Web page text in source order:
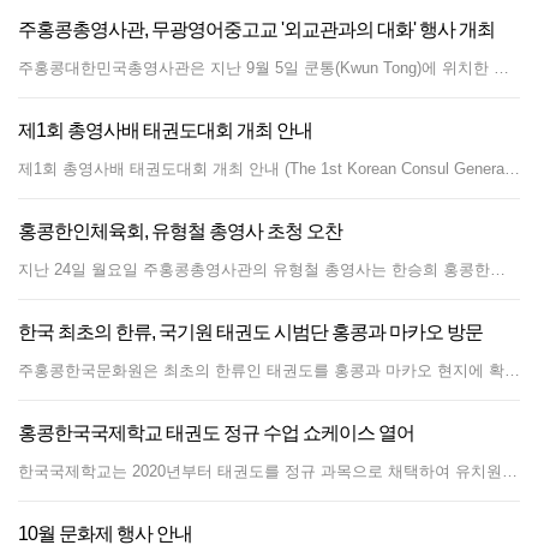
주홍콩총영사관, 무광영어중고교 '외교관과의 대화' 행사 개최
주홍콩대한민국총영사관은 지난 9월 5일 쿤통(Kwun Tong)에 위치한 무광영어중고등학교(募光英文書院 Mu Kuang English School)를 방문하여 '외교관과의 대화' 행사를 개최했다. 총영사관에서는 천성환 총영사대리와 태재석 공공외교영사가 행사에 참석하여 120여명의 중고등학생과 교직원을 대상으로 외교, 외교관 및 국제기구에 대한 설명과 함께 재외공관의 주요 역할을 소개했다. 학생들은 강연에 앞서 선보인 홍콩한인태권도협회 태권도 시범단의 멋진 발차기 기술과 격파 시범, 그리고 애니메이션 K팝 데몬헌터스의 인기곡 '소다팝(Soda Pop)'에 맞춘 태권도 댄스에 환호했다. 또한, 올해 여름방학 기간 중 한국에 수학여행을 다녀 온 학생들의 수학여행 후기를 발표하는 시간도 가졌으며, 한국 수학여행을 통해 한국의 다양한 문화와 음식을 체험하고 한국어를 학습했다면서 향후 한국에서 유학을 하고 싶다고 하는 포부도 전했다. 점심 시간에는 외교관의 대화 행사에 참석한 학생과 교직원 전원이 한아름 한국식당이 준비한 김밥, 잡채, 불고기, 닭강정, 제육볶음 등 다양한 한국 요리와 우리 전통 음료인 수정과를 즐겼으며, 후식으로 준비된 ‘요아정’ 요거트 아이스크림을 맛 보기 위해 긴 줄을 서기도 하였다. 천성환 총영사대리는 강연에서 올해 한국과 홍콩 간 가장 중요한 외교 업무로서, 10월 31일부터 11월 1일까지 대한민국 경주시에서 개최되는 APEC 정상회의에 존 리 홍콩 행정장관의 참석 관련 업무를 소개했다. 또한 존 리 행정장관의 성공적인 방한이 이루어지도록 총영사관 차원에서 적극적인 지원과 협조를 제공할 예정이라고 전했다. 아울러, 총영사관 산하 한국문화원 주관으로 올해 10~11월 홍콩 현지에서 개최되는 “Festive Korea(한국 10월 문화제)” 행사를 소개하고, 무광영어중고등학교 학생들과 교직원들을 초청했다. 금년 한국 10월 문화제 행사에서는 제1회 총영사배 태권도대회, 한국 국기원 태권도 시범단 공연, 세계적인 소프라노 조수미 성악가 공연, 국립국악원의 종묘제례악 공연 및 한국 뮤지컬 ‘Let me fly’ 등이 개최되어 선보일 예정이다. 무광영어중고등학교의 청윙펑(張永豊) 교장은 총영사관 측에 심심한 사의를 표하는 한편, 이날 행사를 통해 학생들이 외교관이 하는 일과 한국과 홍콩 간에 진행되고 있는 주요 외교 행사 등에 대한 이해를 제고할 수 있었다고 하면서, 강연뿐만 아니라 태권도와 한식 등 한국 문화를 몸소 체험할 수 있어 학생들에게 더없이 소중한 시간이 되었다고 높이 평가했다. 또한, 청 교장은 무광영어중고등학교는 제2외국어로 한국어와 일본어를 가르치고 있으며, 현재 100여명의 학생들이 한국어를 배우고 있다고 소개했다.
제1회 총영사배 태권도대회 개최 안내
제1회 총영사배 태권도대회 개최 안내 (The 1st Korean Consul General Cup Taekwondo Championship) 주홍콩대한민국총영사관이 주최하고 홍콩한인체육회가 주관하는 『제1회 총영사배 태권도대회』가 10월 7일 완차이(Wanchai) 소재 사우손 스타디움(Southorrn Stadium)에서 개최됩니다. 이번 대회에는 세계 최고 수준을 자랑하는 국기원 태권도시범단이 홍콩을 방문, 태권도의 진수를 선보일 예정입니다. 한국10월문화제(Festive Korea) 15주년 개막행사로 진행되는 이번 태권도대회에 많은 분들의 관심과 성원을 바랍니다. 대회 개요 ㅇ 일시: 2025년 10월 7일(화) 오전 11시 ~ 오후 5시 ㅇ 장소: 홍콩 완차이 사우손 스타디움 (Southorn Stadium, Wan Chai) ㅇ 주최: 주홍콩대한민국총영사관 (Consulate General of the Republic of Korea in Hong Kong) ㅇ 주관: 홍콩한인체육회 (Korean Sports Association in Hong Kong) ㅇ 후원: 국기원 (Kukkiwon, World Taekwondo Headquarters), 홍콩태권도협회 (Hong Kong, China Taekwondo Association) 대회 참가 신청 ㅇ 참가 자격: - 홍콩 거주 한인 및 현지 태권도 수련생 - 개인 및 단체전 참여 가능 (연령별, 급수별 부문 운영 예정) ㅇ 대회 종목 - ① 품새 : 6세 이상 - ② 스피드킥 : 3세 이상 ㅇ 주요 프로그램: - 개회식 - 태권도 시범 공연(국기원 태권도시범단) - 품새 &amp; 스피드킥 경기(초급자부터 고급자까지 다양한 부문 운영) - 시상식 및 폐회식 ㅇ 참가 신청 및 문의 : - 접수 기간: 2025년 7월 25일(금) 23:59 까지 - 대회 신청은 각 태권도장에서 단체별로 접수 - 구체적인 접수방식 및 모집요강은 ktahk21@gmail.com로 문의
홍콩한인체육회, 유형철 총영사 초청 오찬
지난 24일 월요일 주홍콩총영사관의 유형철 총영사는 한승희 홍콩한인체육회장과 신임 임원단들을 만나 홍콩 한인들의 체육활동 현황을 자세히 듣고, 체육을 통해 홍콩 한인들이 건강하고 즐거운 생활을 할 수 있도록 힘써 달라고 전했다. 유형철 총영사는 테니스와 골프 등에 관심이 많지만 시간내기가 쉽지 않아 자주 못하고 있지만, 해외생활을 잘하기 위해서는 틈틈히 생활체육을 통해 건강한 생활이 꼭 필요하다고 강조했다. 한승희 체육회장은 매년 전국체전에 홍콩 한인들이 적극 참여하고 있으며 총영사관의 직간접적인 후원과 지원에 감사드린다고 전했다. 총영사관 측은 올해 10월 한국문화제에 국기원 소속 시범단을 초청할 계획이며 태권도 관련 행사를 위해 홍콩한인체육회와 함께 협력하는 방안을 찾아나가길 원한다고 전했다. 한편, 체육회는 오는 5월 가정의 달에 온 가족이 참여할 수 있는 팔굽혀펴기 대회 개최 가능성에 대해 논의했다. 교민들의 건강을 위해 체력장 또는 체육대회 형식으로 개최하는 방향으로 의견을 모았다. 체육회는 가을에는 여러 행사가 많이 몰려 있는 만큼 여름 방학이 시작하기 전에 많은 한인들이 참여할 수 있는 방법을 모색하기로 했다.
한국 최초의 한류, 국기원 태권도 시범단 홍콩과 마카오 방문
주홍콩한국문화원은 최초의 한류인 태권도를 홍콩과 마카오 현지에 확산하고 한국문화를 공유하기 위해, Festive Korea 2023 개막공연의 일환으로 국기원 태권도 시범단(20명, 단장 임미화)을 홍콩으로 초청하였다. 국기원 시범단은 2019년 방문 이후 4년 만에 홍콩을 다시 찾았으며, 9월 12일 마카오 타워와 13일 홍콩이공대에서 현지 태권도 협회, 태권도 수련생 그리고 일반인들을 대상으로 화려한 한국 태권도의 참모습을 보여주었다. 태권도 시범에는 ▲홍콩 스포츠 연맹 및 올림픽 위원회 회장, ▲홍콩 체육과 문화 업무를 총괄하는 책임자, ▲마카오 태권도 협회와 홍콩 태권도 협회 관계자, ▲그리고 태권도 마스터인 이동섭 9단(마카오)과 우종필 9단(홍콩)이 현지 태권도 사범들과 참석하여, 국기원 태권도 시범단의 홍콩 방문을 환영하고 국기원 공연을 지원하였다. 유형철 총영사는 환영사를 통해 2019년 홍콩 방문 이후, 4년 만에 다시 홍콩을 찾은 국기원 시범단을 환영한다며, 이를 계기로 홍콩과 마카오 현지 많은 분들이 태권도에 더욱 관심을 갖고, 현지 태권도의 저변이 확대되며, 한국과 홍콩 간의 체육인들 간의 교류가 활성화되기를 희망한다고 밝혔다. 아울러, 제13회 Festive Korea 기간 동안 한국드라마 OST 오케스트라, 뮤지컬, 영화, 전시, 한식 등 총 40여개의 다채로운 프로그램을 준비하고 있다며, 많은 관심과 참여를 부탁하였다. 국기원 명예단증을 받은 LCSD 책임자는 축사를 통해 "한국 10월 문화제"는 홍콩과 한국 간 문화 교류의 플랫폼으로, 매년 다양한 한국 문화활동 체험 기회를 제공해 준다고 전하고, 국기원은 세계 태권도의 본산이고 태권도의 진흥과 대중화를 위해 노력해 온 곳으로, 오늘 국기원 공연을 통해 한국 태권도를 감상할 수 있는 기회가 되기를 바란다고 밝혔다. 국기원은 홍콩과 마카오 현지에서 태권도 발전을 위해 노력한 분들에게 국기원 명예단증, 표창장 그리고 감사장을 전달하였다. 홍콩 행사에서는 ▲President of Sports Federation &amp; Olympic Committee of Hong Kong(Timothy Fok) ▲Director of Leisure &amp; Cultural Services Department(Vincent Liu Ming Kwong)에게 국기원 명예단증 7단과 6단이 각각 수여되었으며, 마카오 행사에서는 마카오 태권도 협회 임원들에게 ▲감사장(Leong Chong Leng, Ng Man Kei), ▲표창장(Chin Hou Cheng, NG LAP Meng)이 각각 수여되었다. 국기원 이사인 임미화 단장은 "코로나19 이후 홍콩과 마카오의 첫 문화행사로 국기원태권도시범단이 포문을 열게된 것에 기쁘게 생각하며 홍콩과 마카오의 뜨거운 태권도 열기가 태권도 정신인 '평화'의 메시지로 전달될 수 있길 바란다"고 밝혔다. 공연이 끝나고 국기원 시범단은 공연에 참석하여 준 태권도 수련생들과 기념사진을 촬영하였으며, 학생들은 기념사진 촬영 후 국기원이 시범에 사용하고 남은 송판 잔해를 기념으로 가져가기도 하였다. 관람객들은 국기원 시범단이 선보이는 탁월한 기술, 선수들의 놀라운 유연성과 탄력성에 박수를 보내고, 시범단의 품새에서 태권도의 깊은 정신과 철학을 느낄 수 있었다고 소감을 전했다. 또 다른 관람객은 국기원 태권도 시범공연을 처음으로 보았다며, 태권도를 사랑하는 홍콩인으로서 홍콩을 방문하여 준 국기원에 감사한다고 전했다. 문화원은 홍콩과 마카오 현지에서 국기원 행사가 잘 마무리 될 수 있도록 협조하여 준 홍콩과 마카오 현지 태권도 관계자 분들께 진심으로 감사하고, 대한민국의 국기 태권도가 더욱 발전할 수 있도록 현지 태권도협회, 한인 사범들과 지속 협력할 계획이며, 향후 광저우, 심천, 주하이 등에서도 국기원 시범과 태권도 대회가 개최될 수 있도록 노력하겠다고 밝혔다.
홍콩한국국제학교 태권도 정규 수업 쇼케이스 열어
한국국제학교는 2020년부터 태권도를 정규 과목으로 채택하여 유치원부터 9학년까지 주1회 태권도 수업을 실시하고 있다. 태권도 정규 수업을 시작한 지 4년 차를 맞이하며, 한국국제학교 태권도 수업에는 큰 변화가 있었다. 교내 태권도 수련 공간을 리모델링하였고 공개 채용과정을 거쳐NRG 태권도의 노래 관장이 새롭게 한국국제학교의 태권도 지도를 맡게 되었다. 8월 28일 오전 한국국제학교 태권도장에서 NRG 태권도 노래 관장팀의 태권도 수업 쇼케이스가 진행되었다. 노래 관장과 5명의 도장 소속 사범이 함께 한 이 날 쇼케이스에는 한국국제학교의 조성건 이사장, 신원식 한국과정 교장, 대니얼 힐튼 국제과정 교장이 참석하여 한국국제학교 태권도의 새로운 출발을 기념했다. 태권도복과 검은띠를 착용하고 행사에 참석한 신원식 교장과 대니얼 힐튼 교장은 노래 관장으로부터 국기원이 발급한 명예 단증을 수여 받았고, 이에 화답하여 직접 송판 격파 시범을 보이며 참석자들과 학생들의 많은 박수를 받았다. 특히 신원식 교장은 박력 있는 발차기 동작을 보이며 학생들의 큰 환호를 받았다. 조성건 이사장은 노래 관장에게 교사 임명장을 수여하며 ‘태권도를 통해 학생들의 심신을 수련시키고 한국 문화를 지도하는데 큰 역할을 부탁 드린다’는 당부를 하였다. 아울러 ‘한국국제학교의 학생들이 태권도를 통해 예의, 집중력, 자신감, 긍정의 에너지, 자신을 보호하는 힘을 갖추게 됨으로써 강인한 체력과 정신을 동시에 함양할 수 있을 것이라 기대한다’는 소감을 밝혔다. 이어서 NRG 태권도 소속 사범 5명이 절도 있는 태권도 품새 시범, 격파 시범을 진행하였고 BTS 노래에 맞춰 춤과 태권도 자세를 선보이는 태권무 공연 등을 선보이면서 학생들이 태권도의 매력에 흠뻑 빠질 수 있게 하였다. 노래 관장은 한국과정과 국제과정 학생이 함께하는 교내 태권도 시범단을 조속히 출범시킨다는 목표를 제시하면서, 스포츠로서의 태권도는 물론이고 태권도의 도(道) 정신까지 학생들에게 심어주겠다는 포부를 밝혔다.
10월 문화제 행사 안내